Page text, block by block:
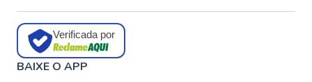
Verificada por
BAIXE O APP